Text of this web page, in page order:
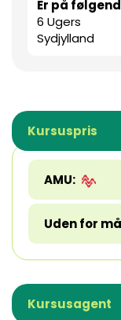
Er på
6 Ugers
Sydjylland
Kursuspris
AMU:
Uden for
Kursusagent